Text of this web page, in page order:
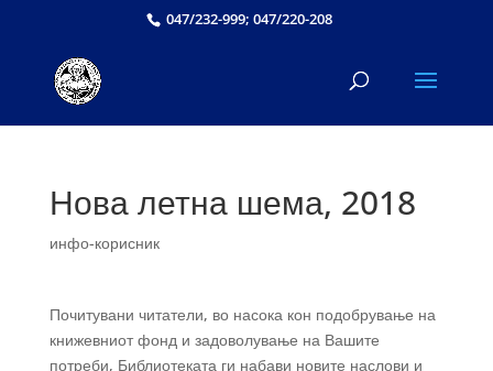
047/232-999; 047/220-208
Нова летна шема, 2018
инфо-корисник
Почитувани читатели, во насока кон подобрување на
книжевниот фонд и задоволување на Вашите
потреби, Библиотеката ги набави новите наслови и